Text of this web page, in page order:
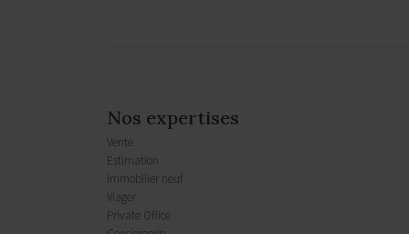
Nos expertises
Vente
Estimation
Immobilier neuf
Viager
Private Office